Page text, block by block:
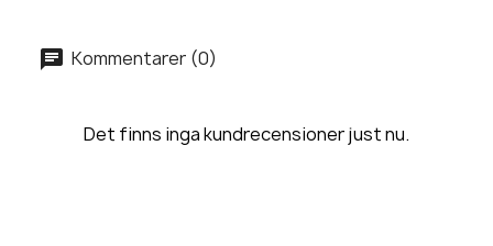
Kommentarer (0)
Det finns inga kundrecensioner just nu.